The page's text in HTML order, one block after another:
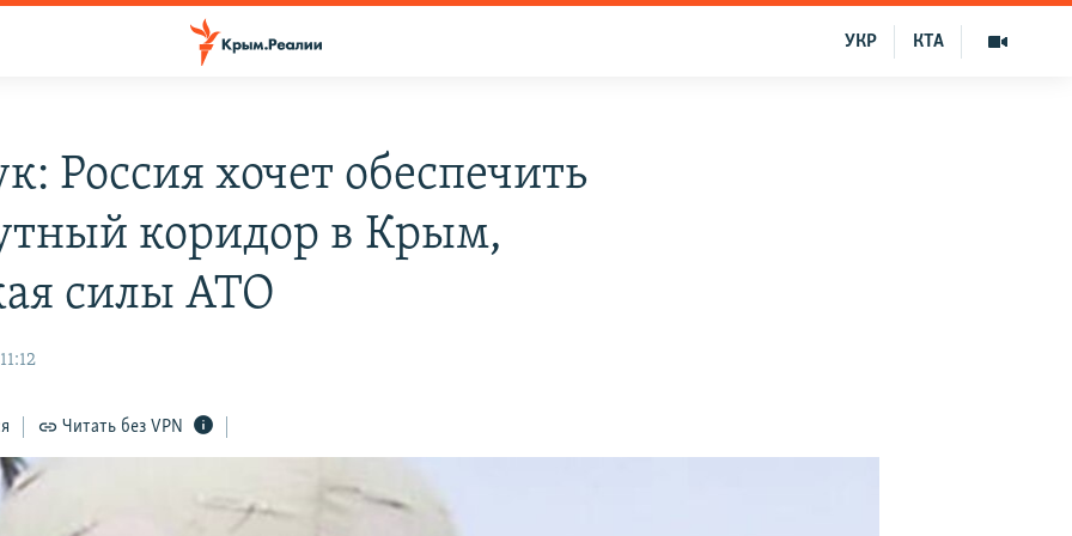
КТА
УКР
Россия хочет обеспечить
коридор в Крым,
силы АТО
Читать без VPN